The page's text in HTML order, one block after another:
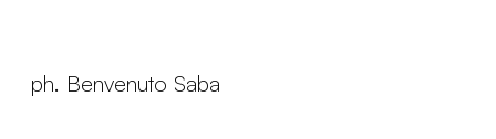
ph. Benvenuto Saba